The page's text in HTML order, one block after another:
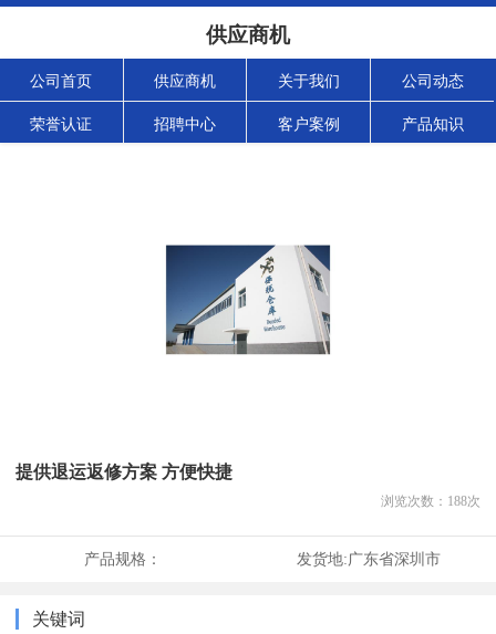
供应商机
公司首页 供应商机 关于我们 公司动态
荣誉认证 招聘中心 客户案例 产品知识
提供退运返修方案 方便快捷
浏览次数： 188次
产品规格： 发货地:广东省深圳市
关键词